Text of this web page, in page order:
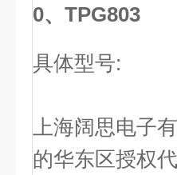
0、TPG803
具体型号:
上海阔思电子
的华东区授权